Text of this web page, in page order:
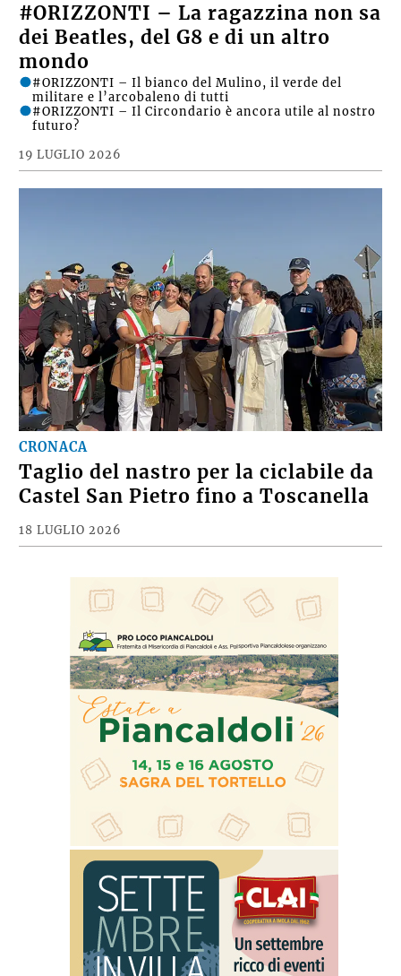
#ORIZZONTI – La ragazzina non sa
dei Beatles, del G8 e di un altro
mondo
19 LUGLIO 2026
#ORIZZONTI – Il bianco del Mulino, il verde del
militare e l’arcobaleno di tutti
#ORIZZONTI – Il Circondario è ancora utile al nostro
futuro?
CRONACA
Taglio del nastro per la ciclabile da
Castel San Pietro fino a Toscanella
18 LUGLIO 2026